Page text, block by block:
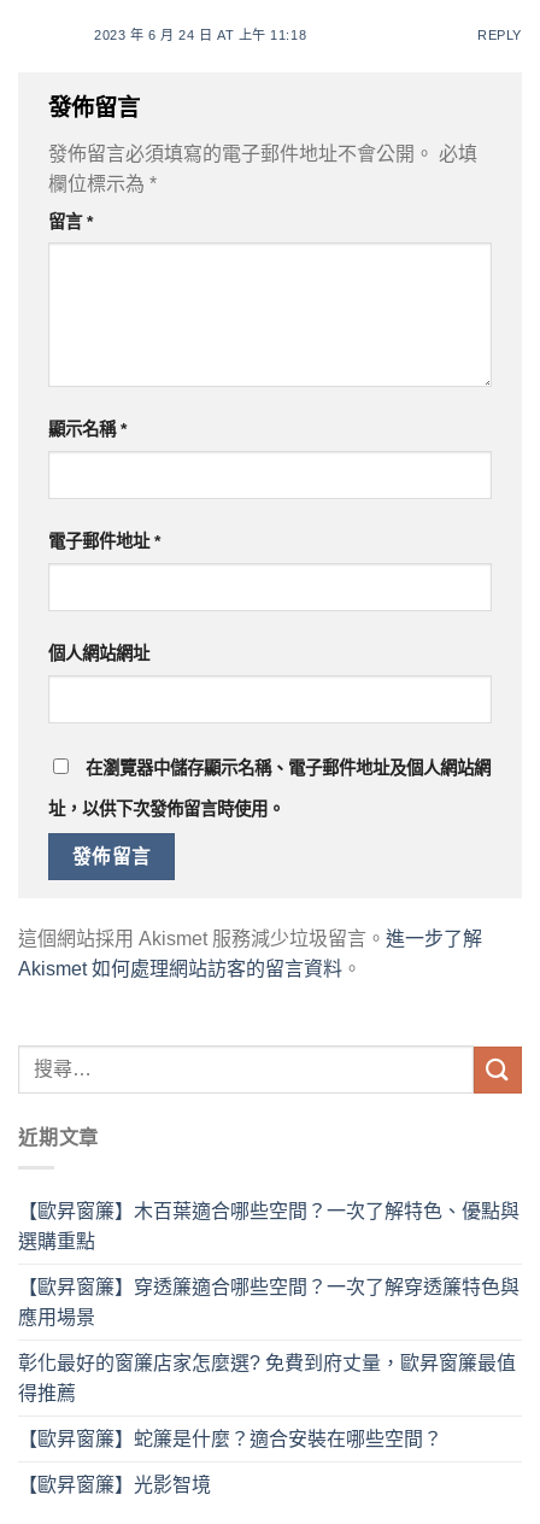
2023 年 6 月 24 日 AT 上午 11:18 REPLY
發佈留言
發佈留言必須填寫的電子郵件地址不會公開。 必填
欄位標示為 *
留言*
顯示名稱*
電子郵件地址*
個人網站網址
在瀏覽器中儲存顯示名稱、電子郵件地址及個人網站網
址，以供下次發佈留言時使用。
這個網站採用 Akismet 服務減少垃圾留言。 進一步了解
Akismet 如何處理網站訪客的留言資料 。
近期文章
【歐昇窗簾】木百葉適合哪些空間？一次了解特色、優點與
選購重點
【歐昇窗簾】穿透簾適合哪些空間？一次了解穿透簾特色與
應用場景
彰化最好的窗簾店家怎麼選? 免費到府丈量，歐昇窗簾最值
得推薦
【歐昇窗簾】蛇簾是什麼？適合安裝在哪些空間？
【歐昇窗簾】光影智境